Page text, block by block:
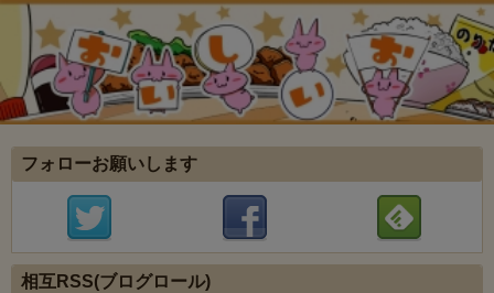
フォローお願いします
相互RSS(ブログロール)